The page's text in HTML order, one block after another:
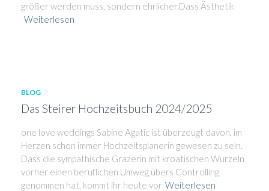
größer werden muss, sondern ehrlicher.Dass Ästhetik
Weiterlesen
BLOG
Das Steirer Hochzeitsbuch 2024/2025
one love weddings Sabine Agatic ist überzeugt davon, im
Herzen schon immer Hochzeitsplanerin gewesen zu sein.
Dass die sympathische Grazerin mit kroatischen Wurzeln
vorher einen beruflichen Umweg übers Controlling
genommen hat, kommt ihr heute vor Weiterlesen